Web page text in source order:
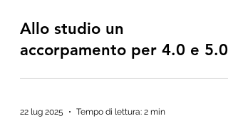
Allo studio un
accorpamento per 4.0 e 5.0
22 lug 2025 Tempo di lettura: 2 min